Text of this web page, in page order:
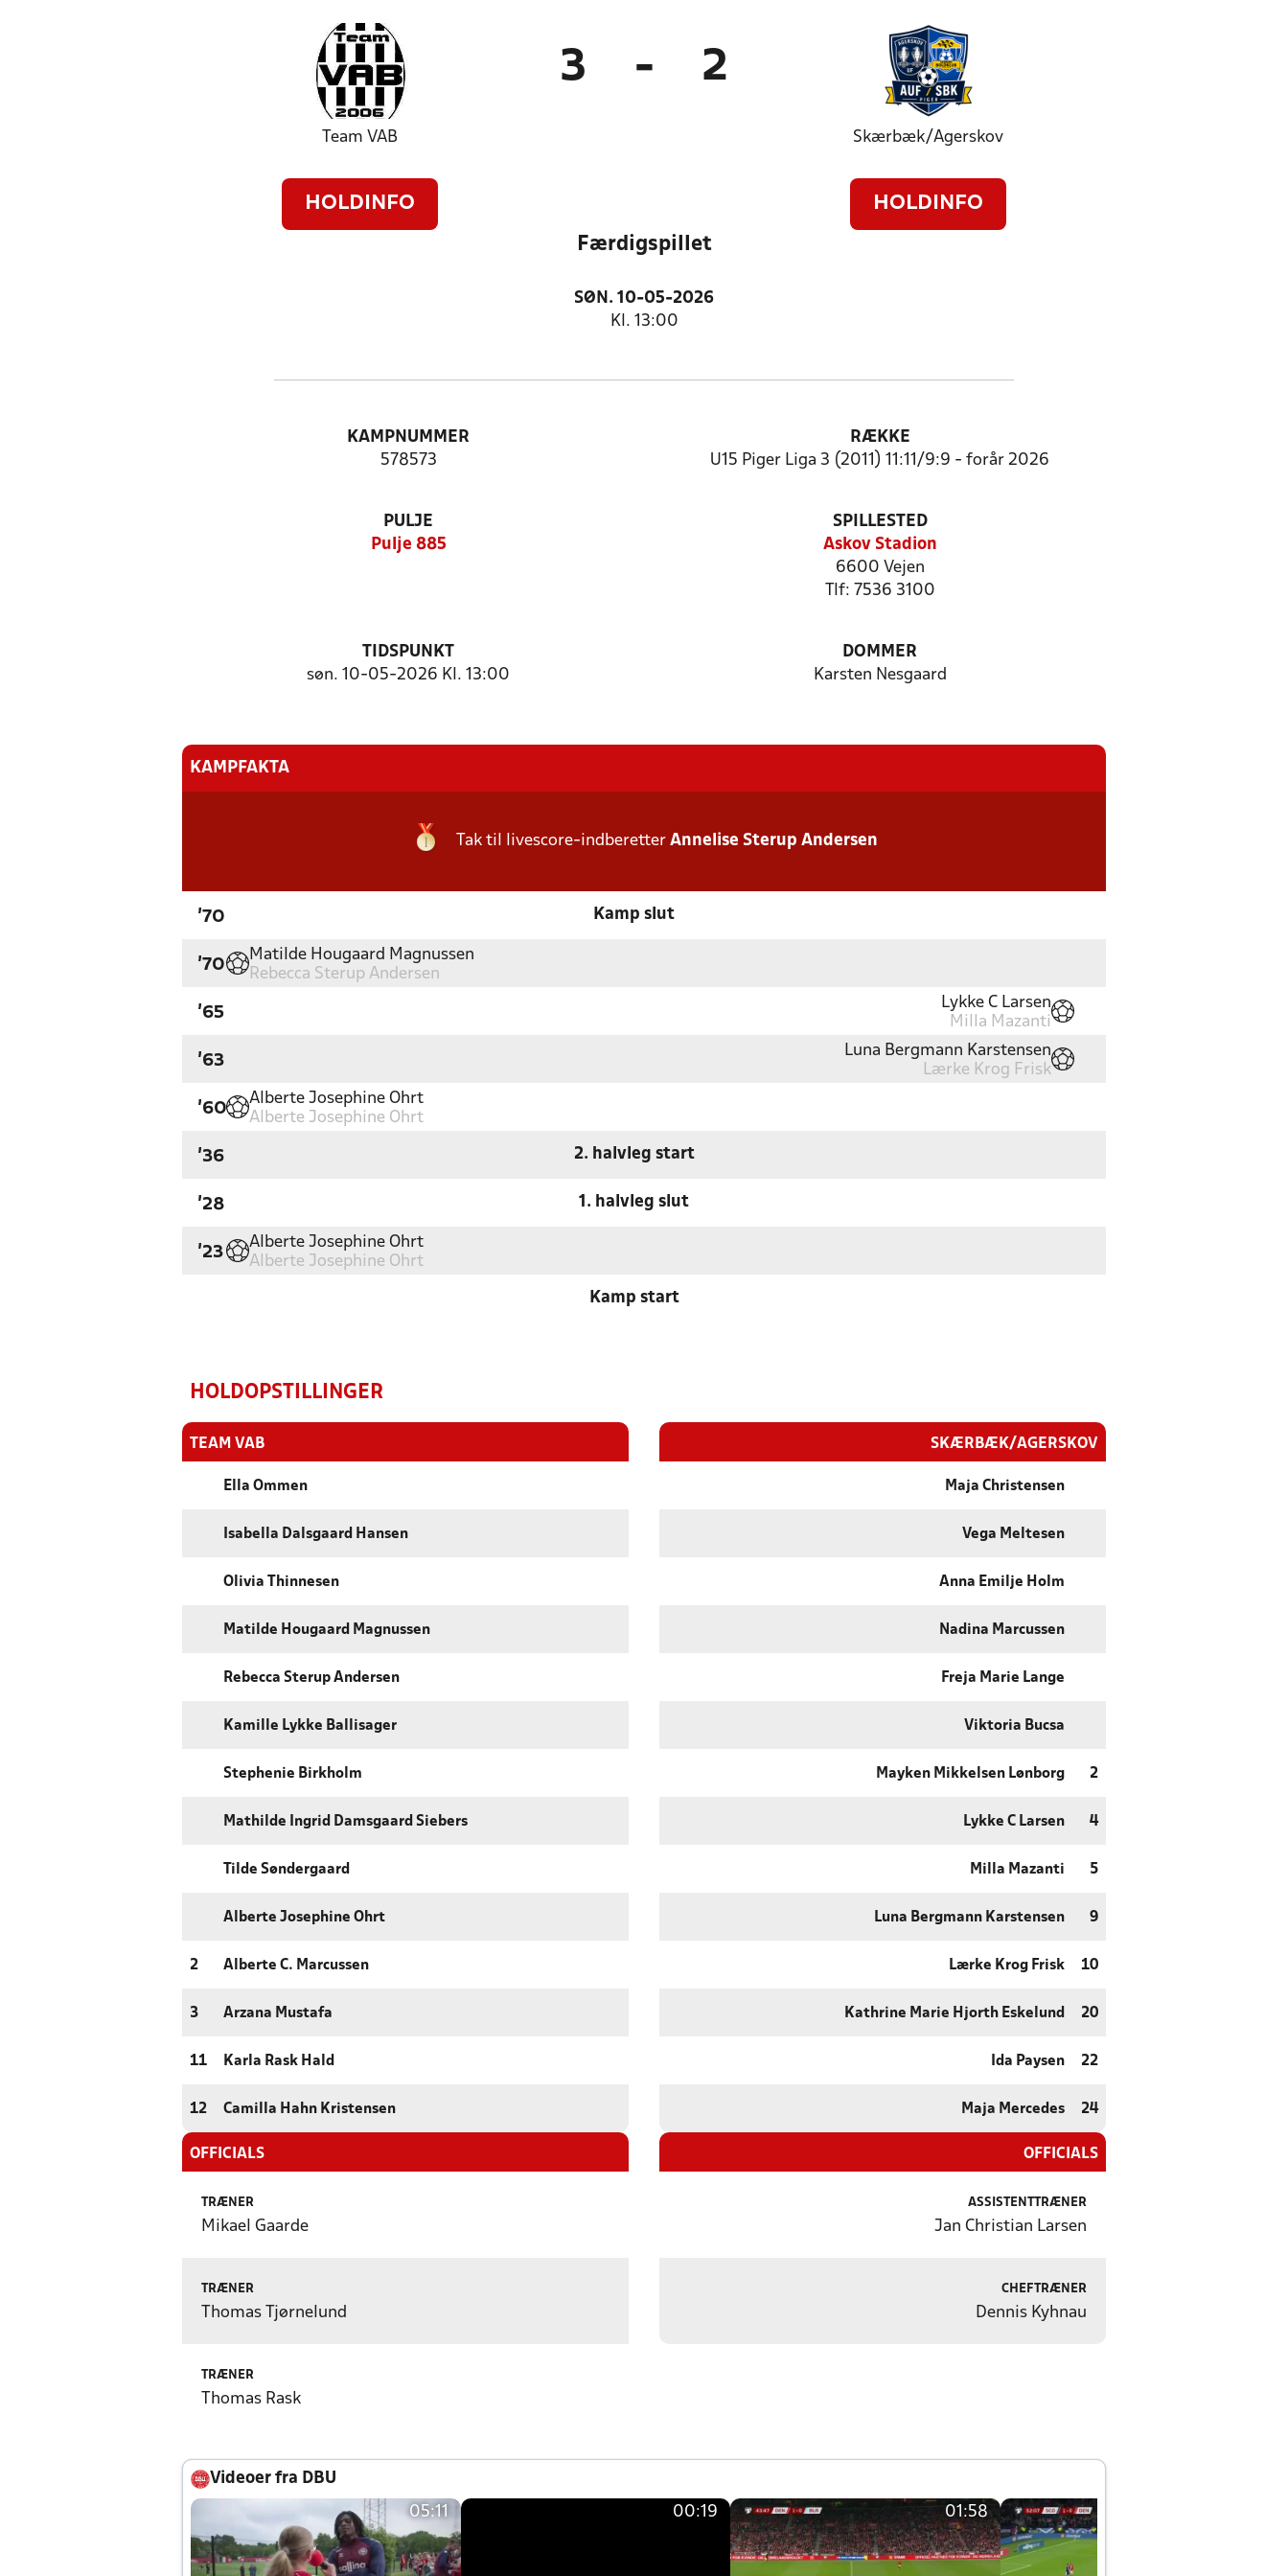
Team VAB
HOLDINFO
3 - 2
Skærbæk/Agerskov
HOLDINFO
Færdigspillet
SØN. 10-05-2026
Kl. 13:00
KAMPNUMMER
578573
RÆKKE
U15 Piger Liga 3 (2011) 11:11/9:9 - forår 2026
PULJE
Pulje 885
SPILLESTED
Askov Stadion
6600 Vejen
Tlf: 7536 3100
TIDSPUNKT
søn. 10-05-2026 Kl. 13:00
DOMMER
Karsten Nesgaard
KAMPFAKTA
Tak til livescore-indberetter Annelise Sterup Andersen
'70 Kamp slut
'70
Matilde Hougaard Magnussen
Rebecca Sterup Andersen
'65
Lykke C Larsen
Milla Mazanti
'63
Luna Bergmann Karstensen
Lærke Krog Frisk
'60
Alberte Josephine Ohrt
Alberte Josephine Ohrt
'36 2. halvleg start
'28 1. halvleg slut
'23
Alberte Josephine Ohrt
Alberte Josephine Ohrt
Kamp start
HOLDOPSTILLINGER
TEAM VAB
Ella Ommen
Isabella Dalsgaard Hansen
Olivia Thinnesen
Matilde Hougaard Magnussen
Rebecca Sterup Andersen
Kamille Lykke Ballisager
Stephenie Birkholm
Mathilde Ingrid Damsgaard Siebers
Tilde Søndergaard
Alberte Josephine Ohrt
2 Alberte C. Marcussen
3 Arzana Mustafa
11 Karla Rask Hald
12 Camilla Hahn Kristensen
OFFICIALS
TRÆNER
Mikael Gaarde
TRÆNER
Thomas Tjørnelund
TRÆNER
Thomas Rask
SKÆRBÆK/AGERSKOV
Maja Christensen
Vega Meltesen
Anna Emilje Holm
Nadina Marcussen
Freja Marie Lange
Viktoria Bucsa
Mayken Mikkelsen Lønborg 2
Lykke C Larsen 4
Milla Mazanti 5
Luna Bergmann Karstensen 9
Lærke Krog Frisk 10
Kathrine Marie Hjorth Eskelund 20
Ida Paysen 22
Maja Mercedes 24
OFFICIALS
ASSISTENTTRÆNER
Jan Christian Larsen
CHEFTRÆNER
Dennis Kyhnau
Videoer fra DBU
05:11 00:19 01:58